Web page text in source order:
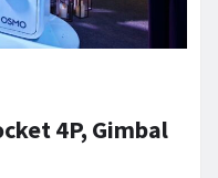
4P, Gimbal